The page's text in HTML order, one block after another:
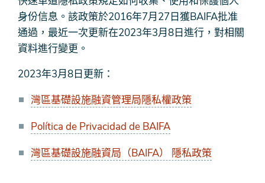
身份信息。該政策於2016年7月27日獲BAIFA批准
通過，最近一次更新在2023年3月8日進行，對相關
資料進行變更。
2023年3月8日更新：
灣區基礎設施融資管理局隱私權政策
Política de Privacidad de BAIFA
灣區基礎設施融資局（BAIFA） 隱私政策